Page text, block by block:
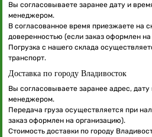
Вы согласовываете заранее дату и
менеджером.
В согласованное время приезжаете на
доверенностью (если заказ оформлен
Погрузка с нашего склада
транспорт.
Доставка по городу Владивосток
Вы согласовываете заранее адрес,
менеджером.
Передача груза осуществляется при
заказ оформлен на организацию).
Стоимость доставки по городу